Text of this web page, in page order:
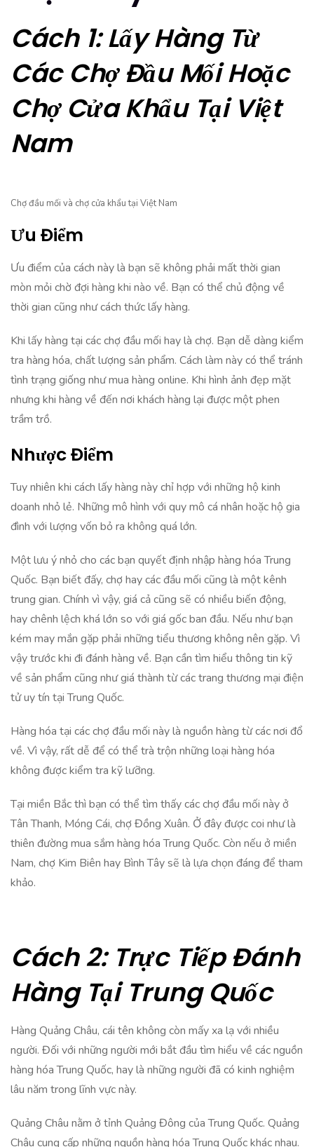
Cách 1: Lấy Hàng Từ
Các Chợ Đầu Mối Hoặc
Chợ Cửa Khẩu Tại Việt
Nam
Chợ đầu mối và chợ cửa khẩu tại Việt Nam
Ưu Điểm
Ưu điểm của cách này là bạn sẽ không phải mất thời gian
mòn mỏi chờ đợi hàng khi nào về. Bạn có thể chủ động về
thời gian cũng như cách thức lấy hàng.
Khi lấy hàng tại các chợ đầu mối hay là chợ. Bạn dễ dàng kiểm
tra hàng hóa, chất lượng sản phẩm. Cách làm này có thể tránh
tình trạng giống như mua hàng online. Khi hình ảnh đẹp mặt
nhưng khi hàng về đến nơi khách hàng lại được một phen
trầm trồ.
Nhược Điểm
Tuy nhiên khi cách lấy hàng này chỉ hợp với những hộ kinh
doanh nhỏ lẻ. Những mô hình với quy mô cá nhân hoặc hộ gia
đình với lượng vốn bỏ ra không quá lớn.
Một lưu ý nhỏ cho các bạn quyết định nhập hàng hóa Trung
Quốc. Bạn biết đấy, chợ hay các đầu mối cũng là một kênh
trung gian. Chính vì vậy, giá cả cũng sẽ có nhiều biến động,
hay chênh lệch khá lớn so với giá gốc ban đầu. Nếu như bạn
kém may mắn gặp phải những tiểu thương không nên gặp. Vì
vậy trước khi đi đánh hàng về. Bạn cần tìm hiểu thông tin kỹ
về sản phẩm cũng như giá thành từ các trang thương mại điện
tử uy tín tại Trung Quốc.
Hàng hóa tại các chợ đầu mối này là nguồn hàng từ các nơi đổ
về. Vì vậy, rất dễ để có thể trà trộn những loại hàng hóa
không được kiểm tra kỹ lưỡng.
Tại miền Bắc thì bạn có thể tìm thấy các chợ đầu mối này ở
Tân Thanh, Móng Cái, chợ Đồng Xuân. Ở đây được coi như là
thiên đường mua sắm hàng hóa Trung Quốc. Còn nếu ở miền
Nam, chợ Kim Biên hay Bình Tây sẽ là lựa chọn đáng để tham
khảo.
Cách 2: Trực Tiếp Đánh
Hàng Tại Trung Quốc
Hàng Quảng Châu, cái tên không còn mấy xa lạ với nhiều
người. Đối với những người mới bắt đầu tìm hiểu về các nguồn
hàng hóa Trung Quốc, hay là những người đã có kinh nghiệm
lâu năm trong lĩnh vực này.
Quảng Châu nằm ở tỉnh Quảng Đông của Trung Quốc. Quảng
Châu cung cấp những nguồn hàng hóa Trung Quốc khác nhau.